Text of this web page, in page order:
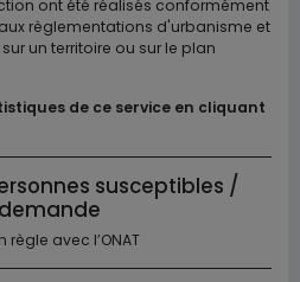
ont été réalisés conformément
règlementations d'urbanisme et
un territoire ou sur le plan
de ce service en cliquant
susceptibles /
avec l’ONAT